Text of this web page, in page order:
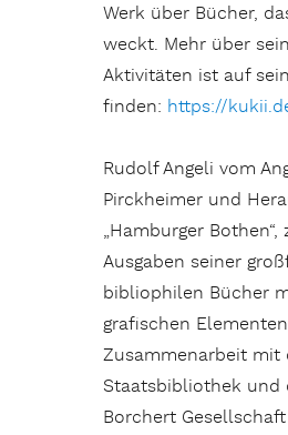
Werk über Bücher,
weckt. Mehr über
Aktivitäten ist auf
finden: https://
Rudolf Angeli vom
Pirckheimer und
„Hamburger Bothen“,
Ausgaben seiner
bibliophilen Bücher
grafischen
Zusammenarbeit mit
Staatsbibliothek und
Borchert